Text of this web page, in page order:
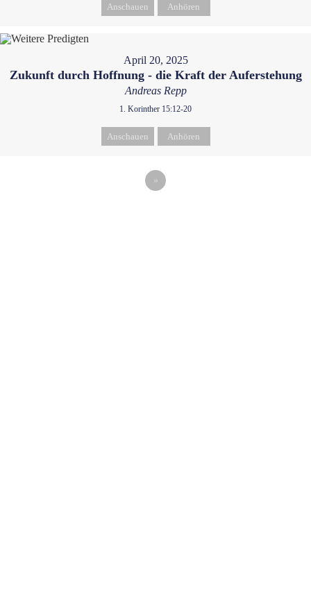
Anschauen Anhören
April 20, 2025
Zukunft durch Hoffnung - die Kraft der Auferstehung
Andreas Repp
1. Korinther 15:12-20
Anschauen Anhören
»